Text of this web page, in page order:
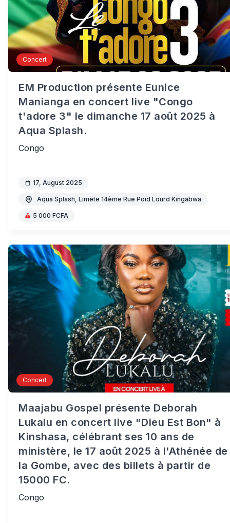
Concert
EM Production présente Eunice
Manianga en concert live "Congo
t'adore 3" le dimanche 17 août 2025 à
Aqua Splash.
Congo
17, August 2025
Aqua Splash, Limete 14ème Rue Poid Lourd Kingabwa
5 000 FCFA
Concert
Maajabu Gospel présente Deborah
Lukalu en concert live "Dieu Est Bon" à
Kinshasa, célébrant ses 10 ans de
ministère, le 17 août 2025 à l'Athénée de
la Gombe, avec des billets à partir de
15000 FC.
Congo